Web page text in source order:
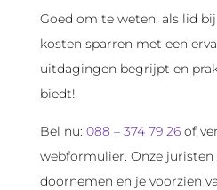
Goed om te weten: als lid
kosten sparren met een
uitdagingen begrijpt en
biedt!
Bel nu: 088 – 374 79 26of
webformulier. Onze juristen
doornemen en je voorzien